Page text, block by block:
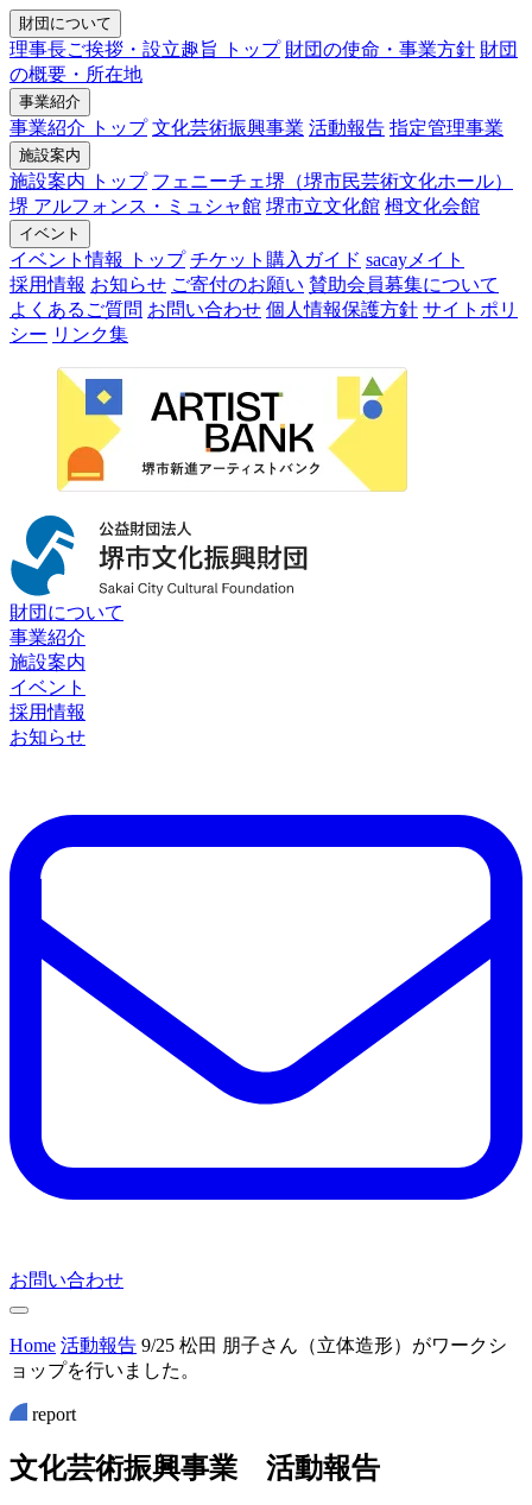
財団について
理事長ご挨拶・設立趣旨 トップ 財団の使命・事業方針 財団
の概要・所在地
事業紹介
事業紹介 トップ 文化芸術振興事業 活動報告 指定管理事業
施設案内
施設案内 トップ フェニーチェ堺（堺市民芸術文化ホール）
堺 アルフォンス・ミュシャ館 堺市立文化館 栂文化会館
イベント
イベント情報 トップ チケット購入ガイド sacayメイト
採用情報 お知らせ ご寄付のお願い 賛助会員募集について
よくあるご質問 お問い合わせ 個人情報保護方針 サイトポリ
シー リンク集
財団について
事業紹介
施設案内
イベント
採用情報
お知らせ
お問い合わせ
Home 活動報告 9/25 松田 朋子さん（立体造形）がワークシ
ョップを行いました。
report
文化芸術振興事業 活動報告